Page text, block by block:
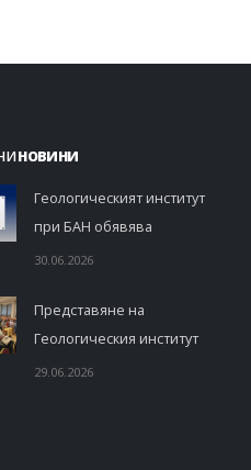
НОВИНИ
Геологическият институт
при БАН обявява
30.06.2026
Представяне на
Геологическия институт
29.06.2026